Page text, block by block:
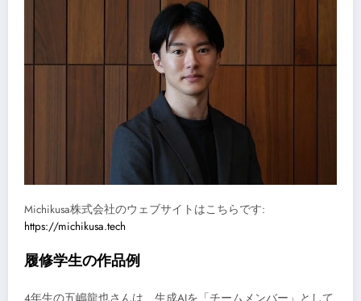
Michikusa株式会社のウェブサイトはこちらです:
https://michikusa.tech
履修学生の作品例